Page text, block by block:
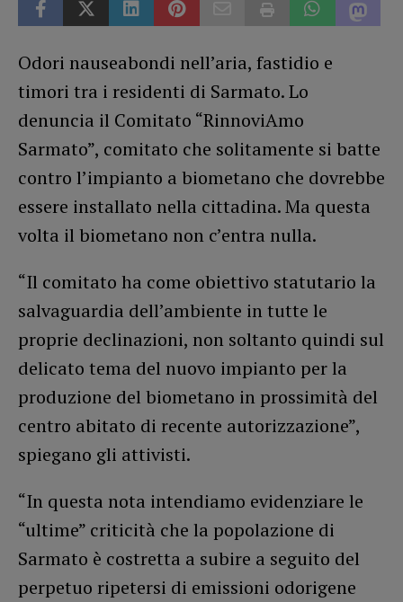
Odori nauseabondi nell’aria, fastidio e
timori tra i residenti di Sarmato. Lo
denuncia il Comitato “RinnoviAmo
Sarmato”, comitato che solitamente si batte
contro l’impianto a biometano che dovrebbe
essere installato nella cittadina. Ma questa
volta il biometano non c’entra nulla.
“Il comitato ha come obiettivo statutario la
salvaguardia dell’ambiente in tutte le
proprie declinazioni, non soltanto quindi sul
delicato tema del nuovo impianto per la
produzione del biometano in prossimità del
centro abitato di recente autorizzazione”,
spiegano gli attivisti.
“In questa nota intendiamo evidenziare le
“ultime” criticità che la popolazione di
Sarmato è costretta a subire a seguito del
perpetuo ripetersi di emissioni odorigene